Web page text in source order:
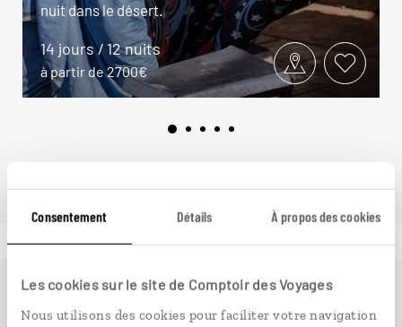
Consentement Détails À propos des cookies
Les cookies sur le site de Comptoir des Voyages
Nous utilisons des cookies pour faciliter votre navigation
nuit dans le désert.
14 jours / 12 nuits
à partir de 2700€
est le magazine web de Comptoir des Voyages.